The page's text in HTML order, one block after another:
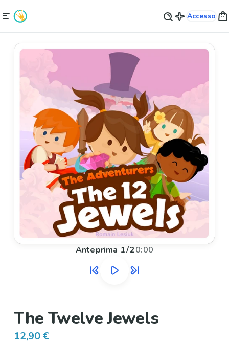
Accesso
Anteprima 1/20:00
The Twelve Jewels
12,90 €